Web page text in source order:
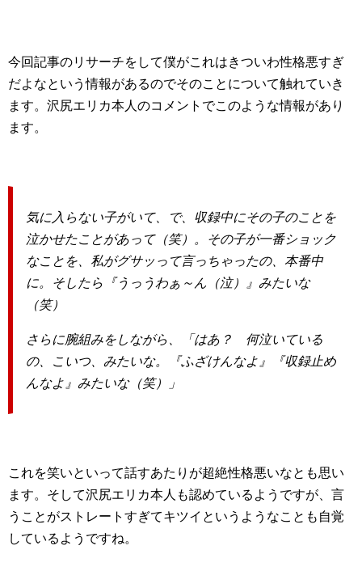
今回記事のリサーチをして僕がこれはきついわ性格悪すぎ
だよなという情報があるのでそのことについて触れていき
ます。沢尻エリカ本人のコメントでこのような情報があり
ます。
気に入らない子がいて、で、収録中にその子のことを
泣かせたことがあって（笑）。その子が一番ショック
なことを、私がグサッって言っちゃったの、本番中
に。そしたら『うっうわぁ～ん（泣）』みたいな
（笑）
さらに腕組みをしながら、「はあ？ 何泣いている
の、こいつ、みたいな。『ふざけんなよ』『収録止め
んなよ』みたいな（笑）」
これを笑いといって話すあたりが超絶性格悪いなとも思い
ます。そして沢尻エリカ本人も認めているようですが、言
うことがストレートすぎてキツイというようなことも自覚
しているようですね。